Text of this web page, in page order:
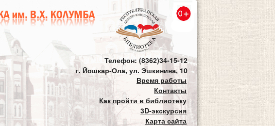
Телефон: (8362)34-15-12
г. Йошкар-Ола, ул. Эшкинина, 10
Время работы
Контакты
Как пройти в библиотеку
3D-экскурсия
Карта сайта